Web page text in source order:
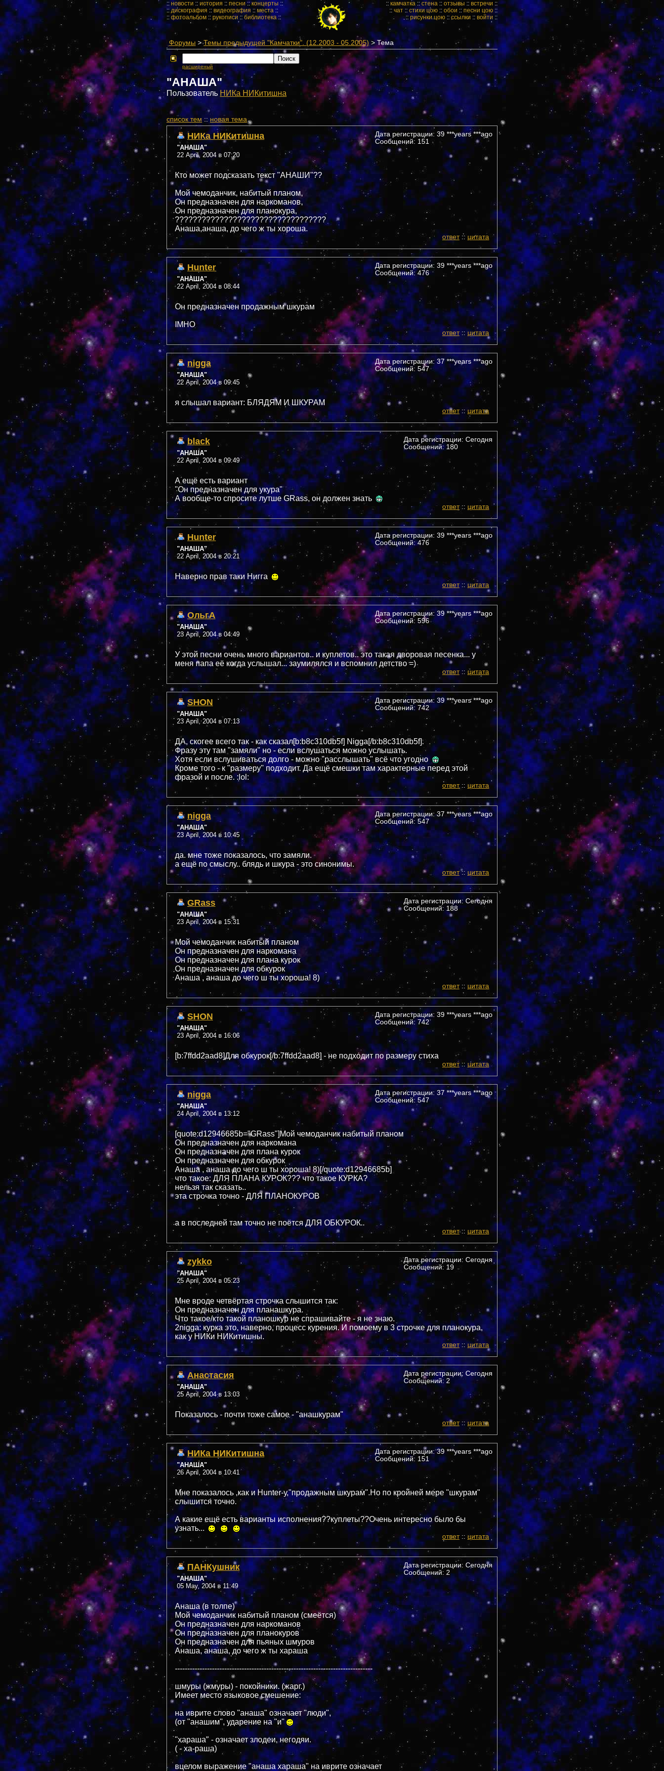
:: новости :: история :: песни::концерты ::
::дискография :: видеография :: места ::
:: фотоальбом :: рукописи :: библиотека::
:: камчатка ::стена :: отзывы :: встречи ::
:: чат :: стихи цою :: обои :: песни цою::
::рисунки цою :: ссылки :: войти ::
Форумы >Темы предыдущей "Камчатки". (12.2003 - 05.2005)> Тема
расширеный
"АНАША"
Пользователь НИКа НИКитишна
cписок тем :: новая тема
НИКа НИКитишна
"АНАША"
22 April, 2004 в 07:20
Дата регистрации: 39 ***years ***ago
Сообщений: 151
Кто может подсказать текст "АНАШИ"??
Мой чемоданчик, набитый планом,
Он предназначен для наркоманов,
Он предназначен для планокура,
??????????????????????????????????
Анаша,анаша, до чего ж ты хороша.
ответ:: цитата
Hunter
"АНАША"
22 April, 2004 в 08:44
Дата регистрации: 39 ***years ***ago
Сообщений: 476
Он предназначен продажным шкурам
IMHO
ответ:: цитата
nigga
"АНАША"
22 April, 2004 в 09:45
Дата регистрации: 37 ***years ***ago
Сообщений: 547
я слышал вариант: БЛЯДЯМ И ШКУРАМ
ответ::цитата
black
"АНАША"
22 April, 2004 в 09:49
Дата регистрации: Сегодня
Сообщений: 180
А ещё есть вариант
"Он предназначен для укура"
А вообще-то спросите лутше GRass, он должен знать
ответ:: цитата
Hunter
"АНАША"
22 April, 2004 в 20:21
Дата регистрации: 39 ***years ***ago
Сообщений: 476
Наверно прав таки Нигга
ответ::цитата
ОльгА
"АНАША"
23 April, 2004 в 04:49
Дата регистрации: 39 ***years ***ago
Сообщений: 596
У этой песни очень много вариантов.. и куплетов.. это такая дворовая песенка... у
меня папа её когда услышал... заумилялся и вспомнил детство =)
ответ:: цитата
SHON
"АНАША"
23 April, 2004 в 07:13
Дата регистрации: 39 ***years ***ago
Сообщений: 742
ДА, скогее всего так - как сказал[b:b8c310db5f] Nigga[/b:b8c310db5f].
Фразу эту там "замяли" но - если вслушаться можно услышать.
Хотя если вслушиваться долго - можно "расслышать" всё что угодно
Кроме того - к "размеру" подходит. Да ещё смешки там характерные перед этой
фразой и после. :lol:
ответ:: цитата
nigga
"АНАША"
23 April, 2004 в 10:45
Дата регистрации: 37 ***years ***ago
Сообщений: 547
да. мне тоже показалось, что замяли.
а ещё по смыслу.. блядь и шкура - это синонимы.
ответ:: цитата
GRass
"АНАША"
23 April, 2004 в 15:31
Дата регистрации: Сегодня
Сообщений: 188
Мой чемоданчик набитый планом
Он предназначен для наркомана
Он предназначен для плана курок
Он предназначен для обкурок
Анаша , анаша до чего ш ты хороша! 8)
ответ:: цитата
SHON
"АНАША"
23 April, 2004 в 16:06
Дата регистрации: 39 ***years ***ago
Сообщений: 742
[b:7ffdd2aad8]Для обкурок[/b:7ffdd2aad8] - не подходит по размеру стиха
ответ:: цитата
nigga
"АНАША"
24 April, 2004 в 13:12
Дата регистрации: 37 ***years ***ago
Сообщений: 547
[quote:d12946685b="GRass"]Мой чемоданчик набитый планом
Он предназначен для наркомана
Он предназначен для плана курок
Он предназначен для обкурок
Анаша , анаша до чего ш ты хороша! 8)[/quote:d12946685b]
что такое: ДЛЯ ПЛАНА КУРОК??? что такое КУРКА?
нельзя так сказать..
эта строчка точно - ДЛЯ ПЛАНОКУРОВ
а в последней там точно не поётся ДЛЯ ОБКУРОК..
ответ:: цитата
zykko
"АНАША"
25 April, 2004 в 05:23
Дата регистрации: Сегодня
Сообщений: 19
Мне вроде четвёртая строчка слышится так:
Он предназначен для планашкура.
Что такое/кто такой планошкур не спрашивайте - я не знаю.
2nigga: курка это, наверно, процесс курения. И помоему в 3 строчке для планокура,
как у НИКи НИКитишны.
ответ:: цитата
Анастасия
"АНАША"
25 April, 2004 в 13:03
Дата регистрации: Сегодня
Сообщений: 2
Показалось - почти тоже самое - "анашкурам"
ответ::цитата
НИКа НИКитишна
"АНАША"
26 April, 2004 в 10:41
Дата регистрации: 39 ***years ***ago
Сообщений: 151
Мне показалось ,как и Hunter-у,"продажным шкурам".Но по кройней мере "шкурам"
слышится точно.
А какие ещё есть варианты исполнения??куплеты??Очень интересно было бы
узнать...
ответ:: цитата
ПАНКушник
"АНАША"
05 May, 2004 в 11:49
Дата регистрации: Сегодня
Сообщений: 2
Анаша (в толпе)
Мой чемоданчик набитый планом (смеётся)
Он предназначен для наркоманов
Он предназначен для планокуров
Он предназначен для пьяных шмуров
Анаша, анаша, до чего ж ты хараша
--------------------------------------------------------------------------------
шмуры (жмуры) - покойники. (жарг.)
Имеет место языковое смешение:
на иврите слово "анаша" означает "люди",
(от "анашим", ударение на "и"
"хараша" - означает злодеи, негодяи.
( - ха-раша)
вцелом выражение "анаша хараша" на иврите означает